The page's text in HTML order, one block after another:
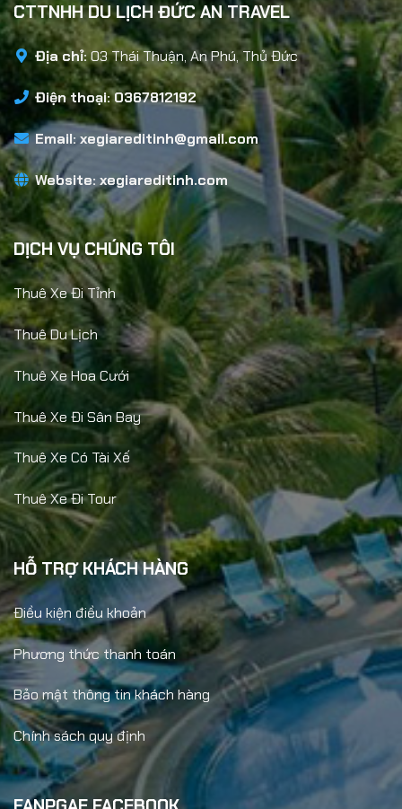
CTTNHH DU LỊCH ĐỨC AN TRAVEL
Địa chỉ:03 Thái Thuận, An Phú, Thủ Đức
Điện thoại: 0367812192
Email: xegiareditinh@gmail.com
Website: xegiareditinh.com
DỊCH VỤ CHÚNG TÔI
Thuê Xe Đi Tỉnh
Thuê Du Lịch
Thuê Xe Hoa Cưới
Thuê Xe Đi Sân Bay
Thuê Xe Có Tài Xế
Thuê Xe Đi Tour
HỖ TRỢ KHÁCH HÀNG
Điều kiện điều khoản
Phương thức thanh toán
Bảo mật thông tin khách hàng
Chính sách quy định